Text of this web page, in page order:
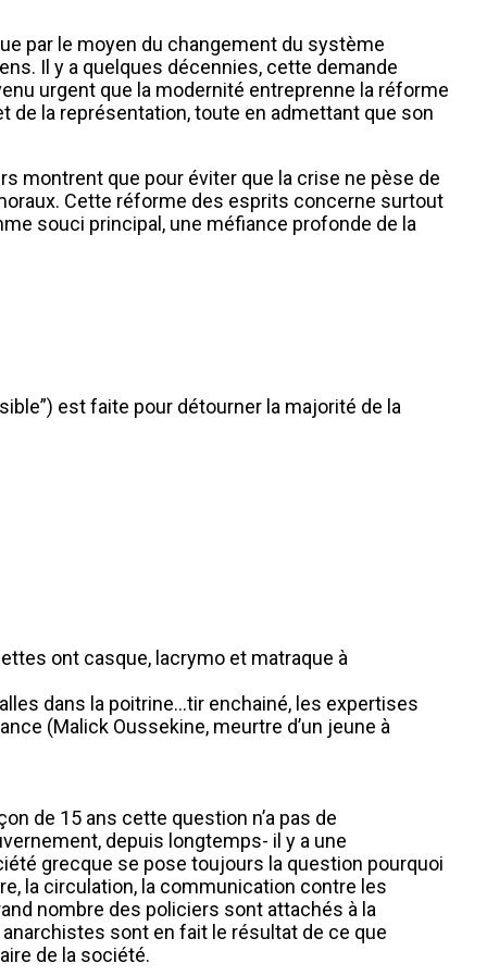
par le moyen du changement du système
Il y a quelques décennies, cette demande
urgent que la modernité entreprenne la réforme
de la représentation, toute en admettant que son
montrent que pour éviter que la crise ne pèse de
Cette réforme des esprits concerne surtout
souci principal, une méfiance profonde de la
est faite pour détourner la majorité de la
ont casque, lacrymo et matraque à
dans la poitrine…tir enchainé, les expertises
(Malick Oussekine, meurtre d’un jeune à
de 15 ans cette question n’a pas de
depuis longtemps- il y a une
grecque se pose toujours la question pourquoi
la circulation, la communication contre les
nombre des policiers sont attachés à la
sont en fait le résultat de ce que
de la société.